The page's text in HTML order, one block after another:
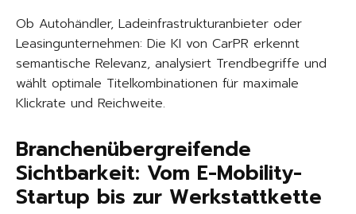
Ob Autohändler, Ladeinfrastrukturanbieter oder
Leasingunternehmen: Die KI von CarPR erkennt
semantische Relevanz, analysiert Trendbegriffe und
wählt optimale Titelkombinationen für maximale
Klickrate und Reichweite.
Branchenübergreifende
Sichtbarkeit: Vom E-Mobility-
Startup bis zur Werkstattkette